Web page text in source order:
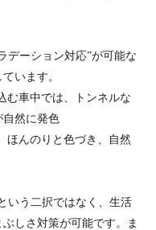
デーション対応”が可能な
います。
む車中では、トンネルな
自然に発色
ほんのりと色づき、自然
いう二択ではなく、生活
しさ対策が可能です。ま